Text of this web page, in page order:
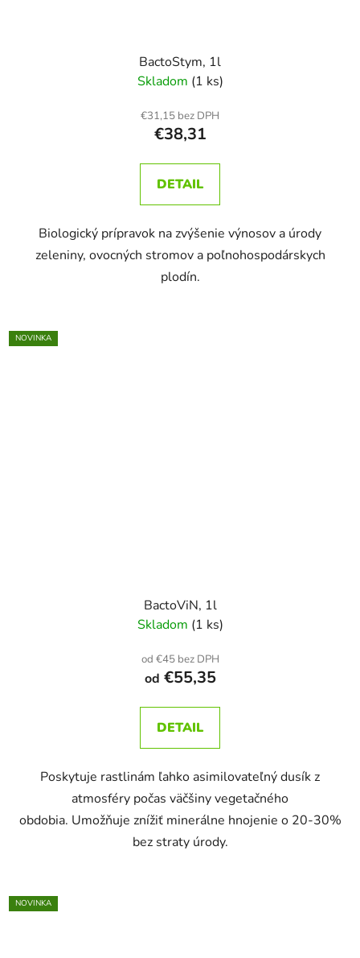
BactoStym, 1l
Skladom (1 ks)
€31,15 bez DPH
€38,31
DETAIL
Biologický prípravok na zvýšenie výnosov a úrody
zeleniny, ovocných stromov a poľnohospodárskych
plodín.
NOVINKA
BactoViN, 1l
Skladom (1 ks)
od €45 bez DPH
od €55,35
DETAIL
Poskytuje rastlinám ľahko asimilovateľný dusík z
atmosféry počas väčšiny vegetačného
obdobia. Umožňuje znížiť minerálne hnojenie o 20-30%
bez straty úrody.
NOVINKA